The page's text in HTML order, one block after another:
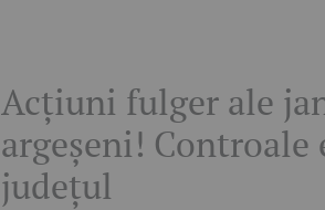
Acțiuni fulger ale
argeșeni!
județul